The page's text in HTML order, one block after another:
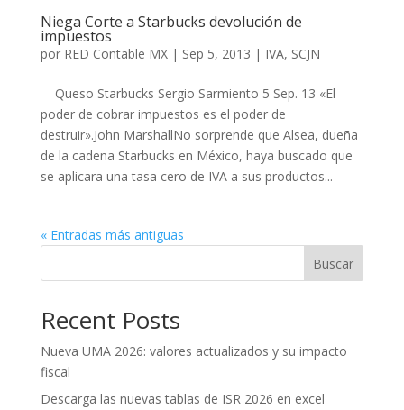
Niega Corte a Starbucks devolución de
impuestos
por RED Contable MX| Sep 5, 2013 | IVA, SCJN
Queso Starbucks Sergio Sarmiento 5 Sep. 13 «El
poder de cobrar impuestos es el poder de
destruir».John MarshallNo sorprende que Alsea, dueña
de la cadena Starbucks en México, haya buscado que
se aplicara una tasa cero de IVA a sus productos...
« Entradas más antiguas
Buscar
Recent Posts
Nueva UMA 2026: valores actualizados y su impacto
fiscal
Descarga las nuevas tablas de ISR 2026 en excel